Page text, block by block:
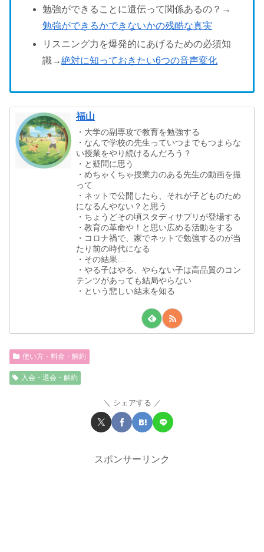
勉強ができることに遺伝って関係あるの？→
勉強ができるかできないかの残酷な真実
リスニング力を爆発的にあげるための必須知
識→絶対に知っておきたい6つの音声変化
福山
・大学の副専攻で教育を勉強する
・なんで学校の先生っていつまでもつまらな
い授業をやり続けるんだろう？
・と疑問に思う
・めちゃくちゃ授業力のある先生の動画を撮
って
・ネットで公開したら、それが子どものため
になるんやない？と思う
・ちょうどその頃スタディサプリが登場する
・教育の革命や！と思い広める活動をする
・コロナ禍で、家でネットで勉強するのが当
たり前の時代になる
・その結果…
・やる子はやる、やらない子は高品質のコン
テンツがあっても結局やらない
・という悲しい結末を知る
使い方・料金・解約
入会・退会・解約
シェアする
スポンサーリンク